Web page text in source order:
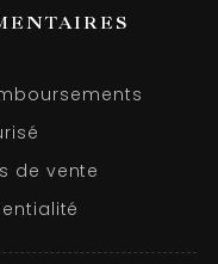
de vente